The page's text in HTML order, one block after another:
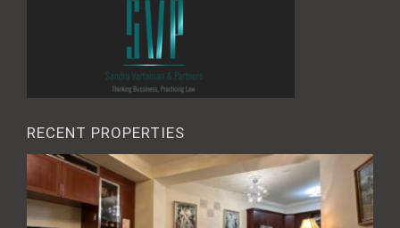
RECENT PROPERTIES